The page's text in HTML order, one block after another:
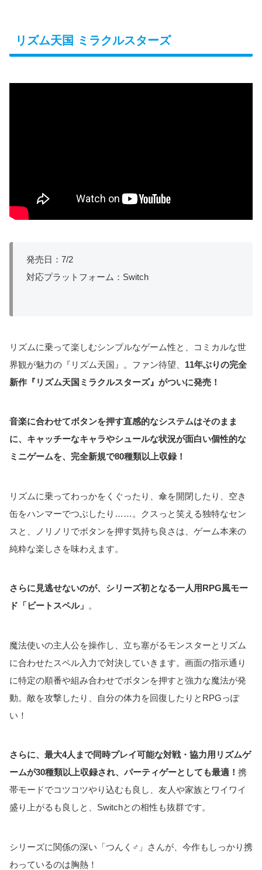
リズム天国 ミラクルスターズ
発売日：7/2
対応プラットフォーム：Switch
リズムに乗って楽しむシンプルなゲーム性と、コミカルな世
界観が魅力の『リズム天国』。ファン待望、 11年ぶりの完全
新作『リズム天国ミラクルスターズ』がついに発売！
音楽に合わせてボタンを押す直感的なシステムはそのまま
に、キャッチーなキャラやシュールな状況が面白い個性的な
ミニゲームを、完全新規で80種類以上収録！
リズムに乗ってわっかをくぐったり、傘を開閉したり、空き
缶をハンマーでつぶしたり……。クスっと笑える独特なセン
スと、ノリノリでボタンを押す気持ち良さは、ゲーム本来の
純粋な楽しさを味わえます。
さらに見逃せないのが、シリーズ初となる一人用RPG風モー
ド「ビートスペル」 。
魔法使いの主人公を操作し、立ち塞がるモンスターとリズム
に合わせたスペル入力で対決していきます。画面の指示通り
に特定の順番や組み合わせでボタンを押すと強力な魔法が発
動。敵を攻撃したり、自分の体力を回復したりとRPGっぽ
い！
さらに、最大4人まで同時プレイ可能な対戦・協力用リズムゲ
ームが30種類以上収録され、パーティゲーとしても最適！ 携
帯モードでコツコツやり込むも良し、友人や家族とワイワイ
盛り上がるも良しと、Switchとの相性も抜群です。
シリーズに関係の深い「つんく♂」さんが、今作もしっかり携
わっているのは胸熱！